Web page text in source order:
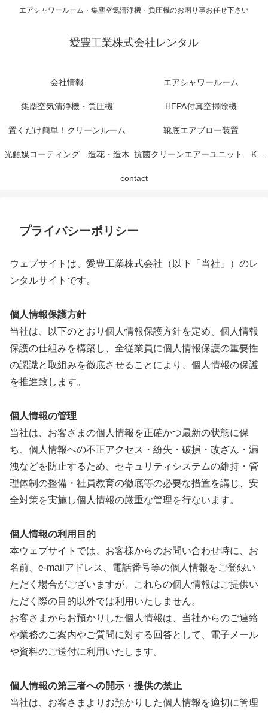
エアシャワールーム・集塵空気清浄機・負圧機のお困り事お任せ下さい
愛豊工業株式会社レンタル
会社情報 エアシャワールーム
集塵空気清浄機・負圧機 HEPA付真空掃除機
置くだけ簡単！クリーンルーム 靴底エアブロー装置
光触媒コーティング 造花・造木 抗菌クリーンエアーユニット KCAU
contact
プライバシーポリシー
ウェブサイトは、愛豊工業株式会社（以下「当社」）のレ
ンタルサイトです。
個人情報保護方針
当社は、以下のとおり個人情報保護方針を定め、個人情報
保護の仕組みを構築し、全従業員に個人情報保護の重要性
の認識と取組みを徹底させることにより、個人情報の保護
を推進致します。
個人情報の管理
当社は、お客さまの個人情報を正確かつ最新の状態に保
ち、個人情報への不正アクセス・紛失・破損・改ざん・漏
洩などを防止するため、セキュリティシステムの維持・管
理体制の整備・社員教育の徹底等の必要な措置を講じ、安
全対策を実施し個人情報の厳重な管理を行ないます。
個人情報の利用目的
本ウェブサイトでは、お客様からのお問い合わせ時に、お
名前、e-mailアドレス、電話番号等の個人情報をご登録い
ただく場合がございますが、これらの個人情報はご提供い
ただく際の目的以外では利用いたしません。
お客さまからお預かりした個人情報は、当社からのご連絡
や業務のご案内やご質問に対する回答として、電子メール
や資料のご送付に利用いたします。
個人情報の第三者への開示・提供の禁止
当社は、お客さまよりお預かりした個人情報を適切に管理